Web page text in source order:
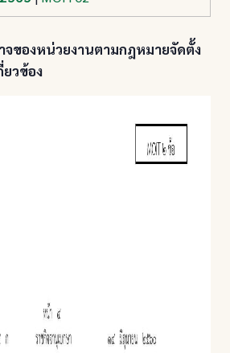
ของหน่วยงานตามกฎหมายจัดตั้ง
วข้อง